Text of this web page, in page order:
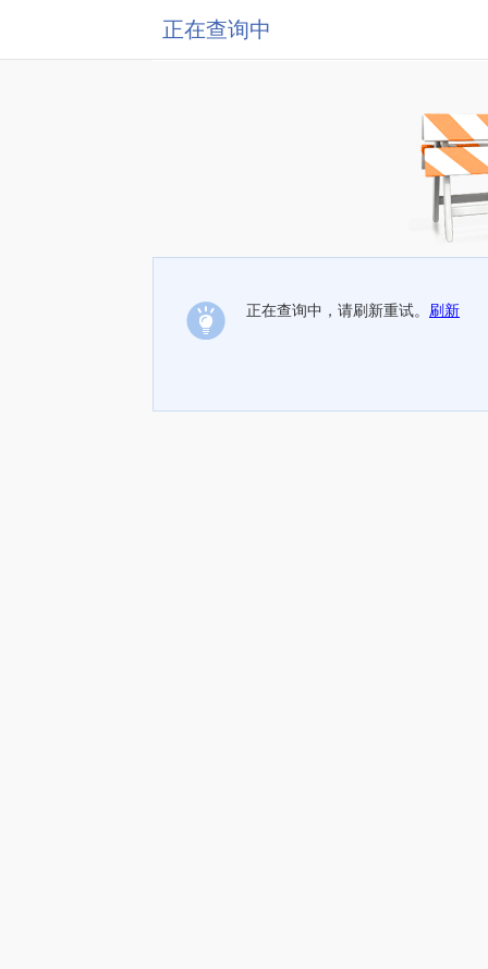
正在查询中
正在查询中，请刷新重试。 刷新